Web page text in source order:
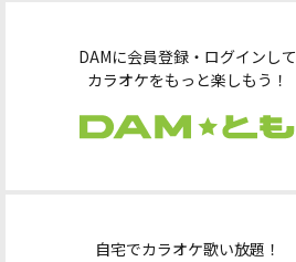
DAMに会員登録・ログインして
カラオケをもっと楽しもう！
自宅でカラオケ歌い放題！